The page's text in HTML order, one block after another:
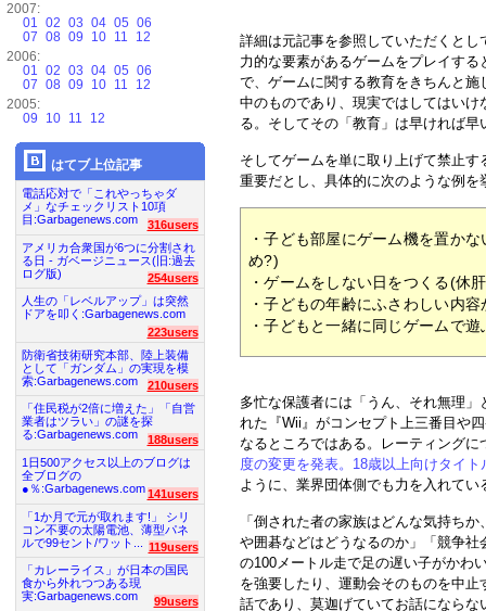
詳細は元記事を参照していただくと
力的な要素があるゲームをプレイす
で、ゲームに関する教育をきちんと
中のものであり、現実ではしてはい
る。そしてその「教育」は早ければ
そしてゲームを単に取り上げて禁止
重要だとし、具体的に次のような例を
・子ども部屋にゲーム機を置か
め?)
・ゲームをしない日をつくる(休
・子どもの年齢にふさわしい内
・子どもと一緒に同じゲームで遊
多忙な保護者には「うん、それ無理
れた『Wii』がコンセプト上三番目や
なるところではある。レーティングに
度の変更を発表。18歳以上向けタイ
ように、業界団体側でも力を入れて
「倒された者の家族はどんな気持ち
や囲碁などはどうなるのか」「競争
の100メートル走で足の遅い子がかわ
を強要したり、運動会そのものを中
話であり、莫迦げていてお話になら
2007:
01 02 03 04 05 06
07 08 09 10 11
12
2006:
01 02 03 04 05 06
07 08 09 10 11
12
2005:
09
10 11 12
はてブ上位記事
電話応対で「これやっちゃダ
メ」なチェックリスト10項
目:Garbagenews.com
316users
アメリカ合衆国が6つに分割され
る日 - ガベージニュース(旧:過去
ログ版)
254users
人生の「レベルアップ」は突然
ドアを叩く:Garbagenews.com
223users
防衛省技術研究本部、陸上装備
として「ガンダム」の実現を模
索:Garbagenews.com
210users
「住民税が2倍に増えた」「自営
業者はツラい」の謎を探
る:Garbagenews.com
188users
1日500アクセス以上のブログは
全ブログの
●％:Garbagenews.com 141users
「1か月で元が取れます!」 シリ
コン不要の太陽電池、薄型パネ
ルで99セント/ワット...
119users
「カレーライス」が日本の国民
食から外れつつある現
実:Garbagenews.com
99users